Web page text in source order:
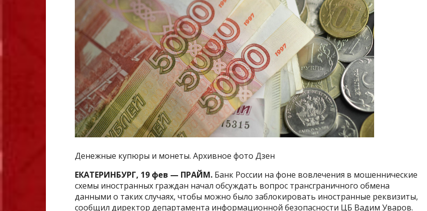
Денежные купюры и монеты. Архивное фото Дзен
ЕКАТЕРИНБУРГ, 19 фев — ПРАЙМ. Банк России на фоне вовлечения в мошеннические
схемы иностранных граждан начал обсуждать вопрос трансграничного обмена
данными о таких случаях, чтобы можно было заблокировать иностранные реквизиты,
сообщил директор департамента информационной безопасности ЦБ Вадим Уваров.